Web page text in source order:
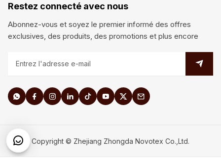
Restez connecté avec nous
Abonnez-vous et soyez le premier informé des offres
exclusives, des produits, des promotions et plus encore
Copyright © Zhejiang Zhongda Novotex Co.,Ltd.